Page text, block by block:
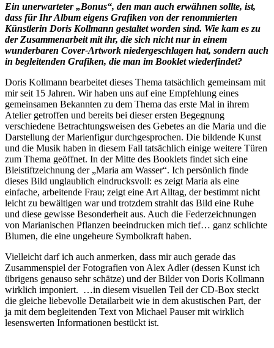
Ein unerwarteter „Bonus“, den man auch erwähnen sollte, ist,
dass für Ihr Album eigens Grafiken von der renommierten
Künstlerin Doris Kollmann gestaltet worden sind. Wie kam es zu
der Zusammenarbeit mit ihr, die sich nicht nur in einem
wunderbaren Cover-Artwork niedergeschlagen hat, sondern auch
in begleitenden Grafiken, die man im Booklet wiederfindet?
Doris Kollmann bearbeitet dieses Thema tatsächlich gemeinsam mit
mir seit 15 Jahren. Wir haben uns auf eine Empfehlung eines
gemeinsamen Bekannten zu dem Thema das erste Mal in ihrem
Atelier getroffen und bereits bei dieser ersten Begegnung
verschiedene Betrachtungsweisen des Gebetes an die Maria und die
Darstellung der Marienfigur durchgesprochen. Die bildende Kunst
und die Musik haben in diesem Fall tatsächlich einige weitere Türen
zum Thema geöffnet. In der Mitte des Booklets findet sich eine
Bleistiftzeichnung der „Maria am Wasser“. Ich persönlich finde
dieses Bild unglaublich eindrucksvoll: es zeigt Maria als eine
einfache, arbeitende Frau; zeigt eine Art Alltag, der bestimmt nicht
leicht zu bewältigen war und trotzdem strahlt das Bild eine Ruhe
und diese gewisse Besonderheit aus. Auch die Federzeichnungen
von Marianischen Pflanzen beeindrucken mich tief… ganz schlichte
Blumen, die eine ungeheure Symbolkraft haben.
Vielleicht darf ich auch anmerken, dass mir auch gerade das
Zusammenspiel der Fotografien von Alex Adler (dessen Kunst ich
übrigens genauso sehr schätze) und der Bilder von Doris Kollmann
wirklich imponiert. …in diesem visuellen Teil der CD-Box steckt
die gleiche liebevolle Detailarbeit wie in dem akustischen Part, der
ja mit dem begleitenden Text von Michael Pauser mit wirklich
lesenswerten Informationen bestückt ist.